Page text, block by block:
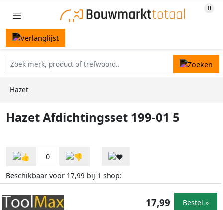
Hazet
Hazet Afdichtingsset 199-01 5
0
Beschikbaar voor 17,99 bij 1 shop:
17,99 Bestel »